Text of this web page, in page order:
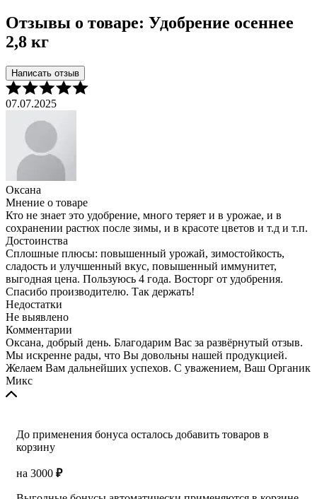
Отзывы о товаре: Удобрение осеннее
2,8 кг
Написать отзыв
07.07.2025
Оксана
Мнение о товаре
Кто не знает это удобрение, много теряет и в урожае, и в
сохранении растюх после зимы, и в красоте цветов и т.д и т.п.
Достоинства
Сплошные плюсы: повышенный урожай, зимостойкость,
сладость и улучшенный вкус, повышенный иммунитет,
выгодная цена. Пользуюсь 4 года. Восторг от удобрения.
Спасибо производителю. Так держать!
Недостатки
Не выявлено
Комментарии
Оксана, добрый день. Благодарим Вас за развёрнутый отзыв.
Мы искренне рады, что Вы довольны нашей продукцией.
Желаем Вам дальнейших успехов. С уважением, Ваш Органик
Микс
До применения бонуса осталось добавить товаров в
корзину
на 3000 ₽